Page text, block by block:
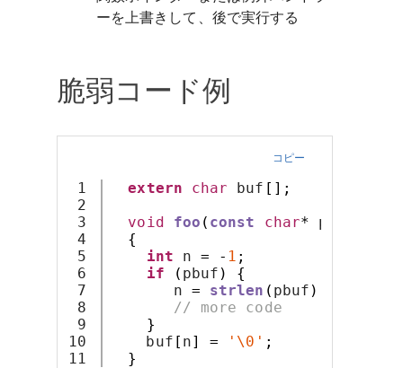
ーを上書きして、後で実行する
脆弱コード例
コピー
1
2
3
4
5
6
7
8
9
10
extern char buf [];
void
foo ( const char* pbuf
{
int n = - 1 ;
if
( pbuf )
{
n = strlen ( pbuf );
// more code
}
buf [ n] = '\0' ;
}